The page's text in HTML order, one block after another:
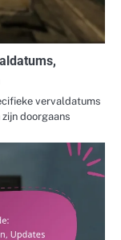
vervaldatums
doorgaans